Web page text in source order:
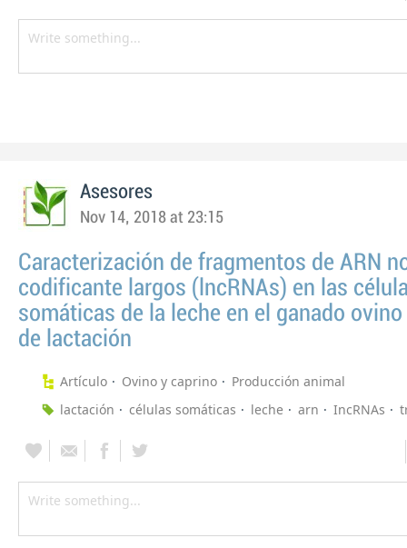
Asesores
Nov 14, 2018 at 23:15
Caracterización de fragmentos de ARN
codificante largos (lncRNAs) en las
somáticas de la leche en el ganado
de lactación
Artículo Ovino y caprino
Producción animal
lactación
células somáticas leche arn IncRNAs